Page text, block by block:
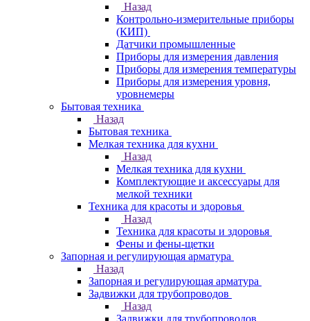
Назад
Контрольно-измерительные приборы
(КИП)
Датчики промышленные
Приборы для измерения давления
Приборы для измерения температуры
Приборы для измерения уровня,
уровнемеры
Бытовая техника
Назад
Бытовая техника
Мелкая техника для кухни
Назад
Мелкая техника для кухни
Комплектующие и аксессуары для
мелкой техники
Техника для красоты и здоровья
Назад
Техника для красоты и здоровья
Фены и фены-щетки
Запорная и регулирующая арматура
Назад
Запорная и регулирующая арматура
Задвижки для трубопроводов
Назад
Задвижки для трубопроводов